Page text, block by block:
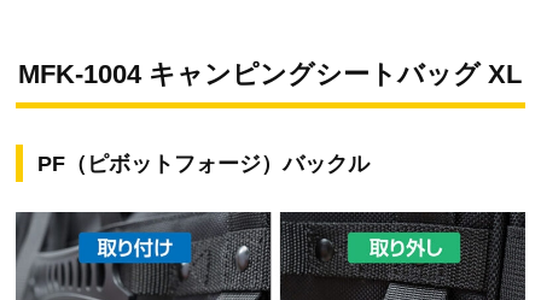
MFK-1004 キャンピングシートバッグ XL
PF（ピボットフォージ）バックル